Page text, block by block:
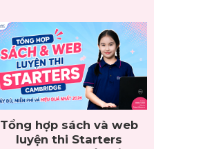
Tổng hợp sách và web
luyện thi Starters